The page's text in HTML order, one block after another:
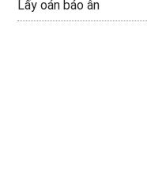
Lấy oán báo ân